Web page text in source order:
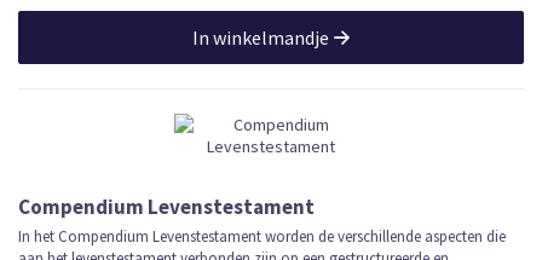
In winkelmandje
Compendium Levenstestament
In het Compendium Levenstestament worden de verschillende aspecten die